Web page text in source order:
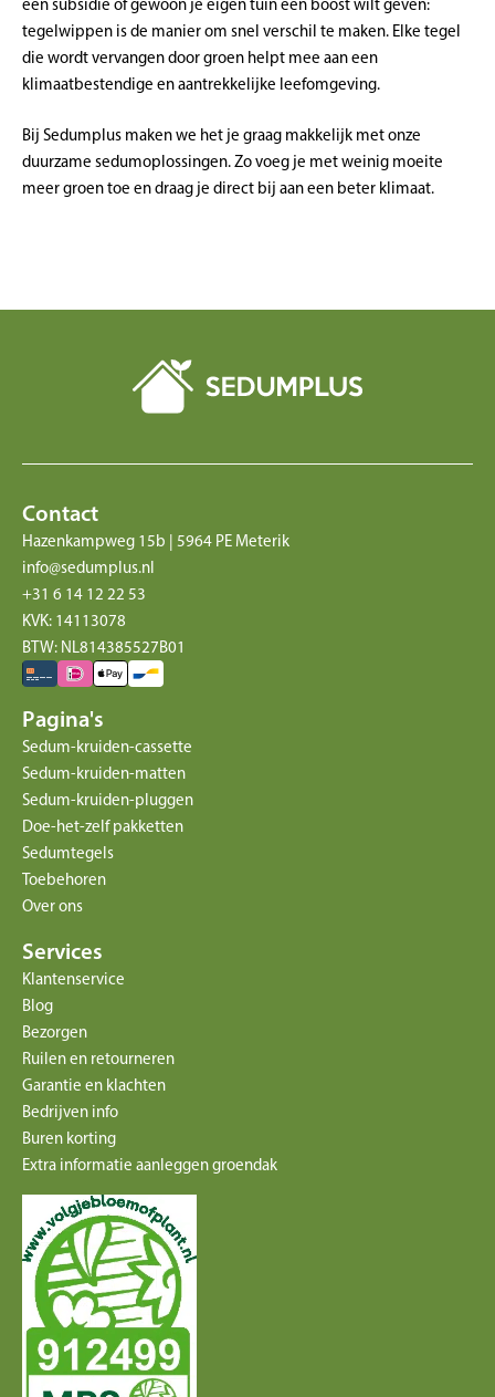
tegelwippen is de manier om snel verschil te maken. Elke tegel
die wordt vervangen door groen helpt mee aan een
klimaatbestendige en aantrekkelijke leefomgeving.
Bij Sedumplus maken we het je graag makkelijk met onze
duurzame sedumoplossingen. Zo voeg je met weinig moeite
meer groen toe en draag je direct bij aan een beter klimaat.
Contact
Hazenkampweg 15b | 5964 PE Meterik
info@sedumplus.nl
+31 6 14 12 22 53
KVK: 14113078
BTW: NL814385527B01
Pagina's
Sedum-kruiden-cassette
Sedum-kruiden-matten
Sedum-kruiden-pluggen
Doe-het-zelf pakketten
Sedumtegels
Toebehoren
Over ons
Services
Klantenservice
Blog
Bezorgen
Ruilen en retourneren
Garantie en klachten
Bedrijven info
Buren korting
Extra informatie aanleggen groendak